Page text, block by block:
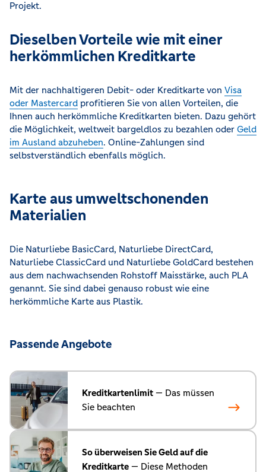
Projekt.
Dieselben Vorteile wie mit einer
herkömmlichen Kreditkarte
Mit der nachhaltigeren Debit- oder Kreditkarte von Visa
oder Mastercard profitieren Sie von allen Vorteilen, die
Ihnen auch herkömmliche Kreditkarten bieten. Dazu gehört
die Möglichkeit, weltweit bargeldlos zu bezahlen oder Geld
im Ausland abzuheben. Online-Zahlungen sind
selbstverständlich ebenfalls möglich.
Karte aus umweltschonenden
Materialien
Die Naturliebe BasicCard, Naturliebe DirectCard,
Naturliebe ClassicCard und Naturliebe GoldCard bestehen
aus dem nachwachsenden Rohstoff Maisstärke, auch PLA
genannt. Sie sind dabei genauso robust wie eine
herkömmliche Karte aus Plastik.
Passende Angebote
Kreditkartenlimit — Das müssen
Sie beachten
So überweisen Sie Geld auf die
Kreditkarte — Diese Methoden